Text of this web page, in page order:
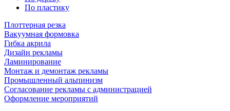
По пластику
Плоттерная резка
Вакуумная формовка
Гибка акрила
Дизайн рекламы
Ламинирование
Монтаж и демонтаж рекламы
Промышленный альпинизм
Согласование рекламы с администрацией
Оформление мероприятий